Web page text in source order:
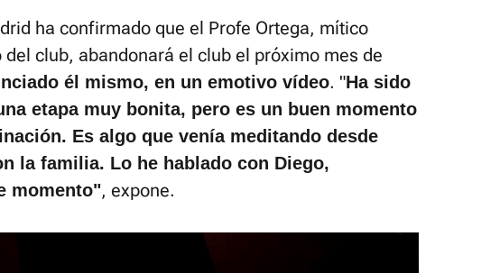
ha confirmado que el Profe Ortega, mítico
club, abandonará el club el próximo mes de
él mismo, en un emotivo vídeo. "Ha sido
etapa muy bonita, pero es un buen momento
Es algo que venía meditando desde
la familia. Lo he hablado con Diego,
momento", expone.